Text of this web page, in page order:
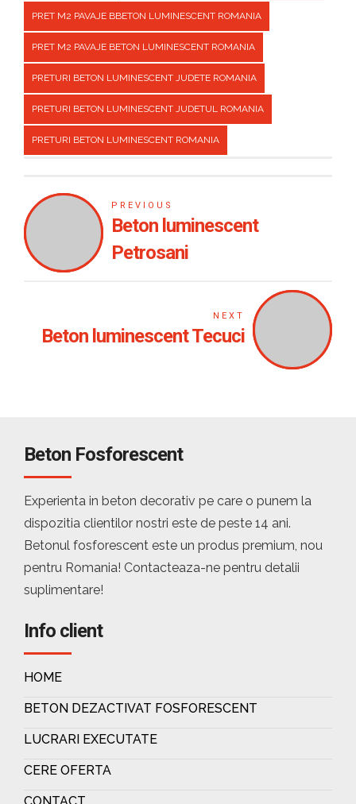
PRET M2 PAVAJE BBETON LUMINESCENT ROMANIA
PRET M2 PAVAJE BETON LUMINESCENT ROMANIA
PRETURI BETON LUMINESCENT JUDETE ROMANIA
PRETURI BETON LUMINESCENT JUDETUL ROMANIA
PRETURI BETON LUMINESCENT ROMANIA
PREVIOUS
Beton luminescent
Petrosani
NEXT
Beton luminescent Tecuci
Beton Fosforescent
Experienta in beton decorativ pe care o punem la
dispozitia clientilor nostri este de peste 14 ani.
Betonul fosforescent este un produs premium, nou
pentru Romania! Contacteaza-ne pentru detalii
suplimentare!
Info client
HOME
BETON DEZACTIVAT FOSFORESCENT
LUCRARI EXECUTATE
CERE OFERTA